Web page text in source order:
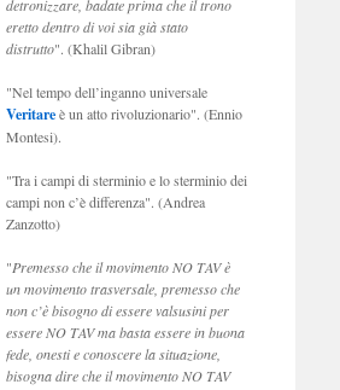
detronizzare, badate prima che il trono
eretto dentro di voi sia già stato
distrutto". (Khalil Gibran)
"Nel tempo dell’inganno universale
Veritareè un atto rivoluzionario". (Ennio
Montesi).
"Tra i campi di sterminio e lo sterminio dei
campi non c’è differenza". (Andrea
Zanzotto)
"Premesso che il movimento NO TAV è
un movimento trasversale, premesso che
non c’è bisogno di essere valsusini per
essere NO TAV ma basta essere in buona
fede, onesti e conoscere la situazione,
bisogna dire che il movimento NO TAV